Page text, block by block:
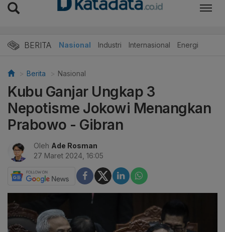
BERITA Nasional Industri Internasional Energi
Berita Nasional
Kubu Ganjar Ungkap 3
Nepotisme Jokowi Menangkan
Prabowo - Gibran
Oleh Ade Rosman
27 Maret 2024, 16:05